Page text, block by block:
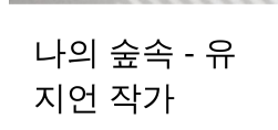
나의 숲속 - 유
지언 작가